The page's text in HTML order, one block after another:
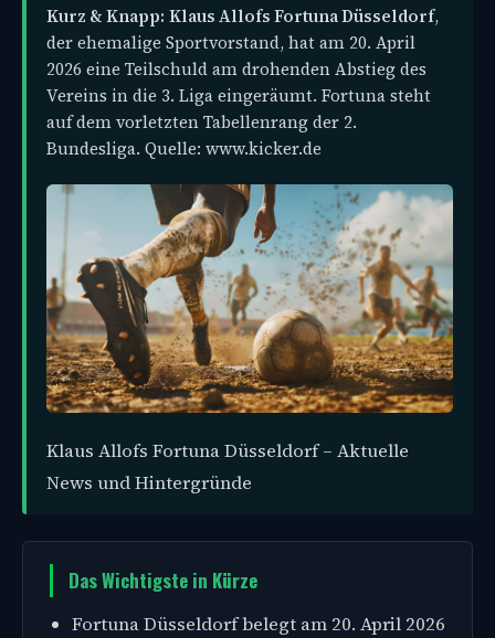
Kurz & Knapp: Klaus Allofs Fortuna Düsseldorf,
der ehemalige Sportvorstand, hat am 20. April
2026 eine Teilschuld am drohenden Abstieg des
Vereins in die 3. Liga eingeräumt. Fortuna steht
auf dem vorletzten Tabellenrang der 2.
Bundesliga. Quelle: www.kicker.de
Klaus Allofs Fortuna Düsseldorf – Aktuelle
News und Hintergründe
Das Wichtigste in Kürze
Fortuna Düsseldorf belegt am 20. April 2026